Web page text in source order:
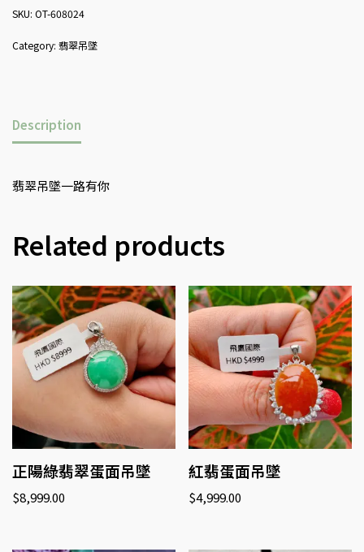
SKU: OT-608024
Category: 翡翠吊墜
Description
翡翠吊墜一路有你
Related products
正陽綠翡翠蛋面吊墜
$8,999.00
紅翡蛋面吊墜
$4,999.00